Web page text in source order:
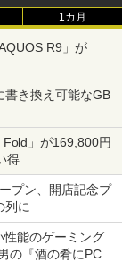
1カ月
R9」が
書き換え可能なGB
Fold」が169,800円
得
プン、開店記念プ
列に
能のゲーミング
の『酒の肴にPCゲ